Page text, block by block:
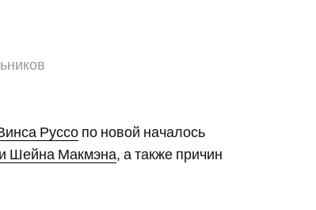
Руссо по новой началось
Шейна Макмэна, а также причин